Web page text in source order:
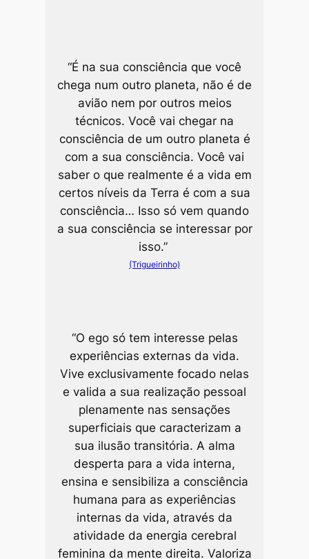
“É na sua consciência que você
chega num outro planeta, não é de
avião nem por outros meios
técnicos. Você vai chegar na
consciência de um outro planeta é
com a sua consciência. Você vai
saber o que realmente é a vida em
certos níveis da Terra é com a sua
consciência… Isso só vem quando
a sua consciência se interessar por
isso.”
(Trigueirinho)
“O ego só tem interesse pelas
experiências externas da vida.
Vive exclusivamente focado nelas
e valida a sua realização pessoal
plenamente nas sensações
superficiais que caracterizam a
sua ilusão transitória. A alma
desperta para a vida interna,
ensina e sensibiliza a consciência
humana para as experiências
internas da vida, através da
atividade da energia cerebral
feminina da mente direita. Valoriza